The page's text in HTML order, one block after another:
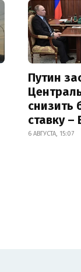
Путин
снизить
ставку –
6 АВГУСТА, 15:07